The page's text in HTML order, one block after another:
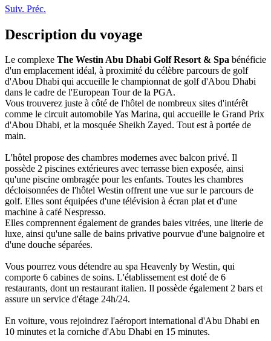
Suiv. Préc.
Description du voyage
Le complexe The Westin Abu Dhabi Golf Resort & Spa bénéficie
d'un emplacement idéal, à proximité du célèbre parcours de golf
d'Abou Dhabi qui accueille le championnat de golf d'Abou Dhabi
dans le cadre de l'European Tour de la PGA.
Vous trouverez juste à côté de l'hôtel de nombreux sites d'intérêt
comme le circuit automobile Yas Marina, qui accueille le Grand Prix
d'Abou Dhabi, et la mosquée Sheikh Zayed. Tout est à portée de
main.
L'hôtel propose des chambres modernes avec balcon privé. Il
possède 2 piscines extérieures avec terrasse bien exposée, ainsi
qu'une piscine ombragée pour les enfants. Toutes les chambres
décloisonnées de l'hôtel Westin offrent une vue sur le parcours de
golf. Elles sont équipées d'une télévision à écran plat et d'une
machine à café Nespresso.
Elles comprennent également de grandes baies vitrées, une literie de
luxe, ainsi qu'une salle de bains privative pourvue d'une baignoire et
d'une douche séparées.
Vous pourrez vous détendre au spa Heavenly by Westin, qui
comporte 6 cabines de soins. L'établissement est doté de 6
restaurants, dont un restaurant italien. Il possède également 2 bars et
assure un service d'étage 24h/24.
En voiture, vous rejoindrez l'aéroport international d'Abu Dhabi en
10 minutes et la corniche d'Abu Dhabi en 15 minutes.